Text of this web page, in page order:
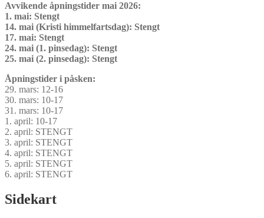
Avvikende åpningstider mai 2026:
1. mai: Stengt
14. mai (Kristi himmelfartsdag): Stengt
17. mai: Stengt
24. mai (1. pinsedag): Stengt
25. mai (2. pinsedag): Stengt
Åpningstider i påsken:
29. mars: 12-16
30. mars: 10-17
31. mars: 10-17
1. april: 10-17
2. april: STENGT
3. april: STENGT
4. april: STENGT
5. april: STENGT
6. april: STENGT
Sidekart